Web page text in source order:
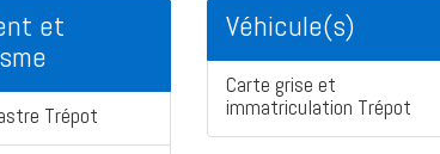
et
Trépot
Véhicule(s)
Carte grise et
immatriculation Trépot